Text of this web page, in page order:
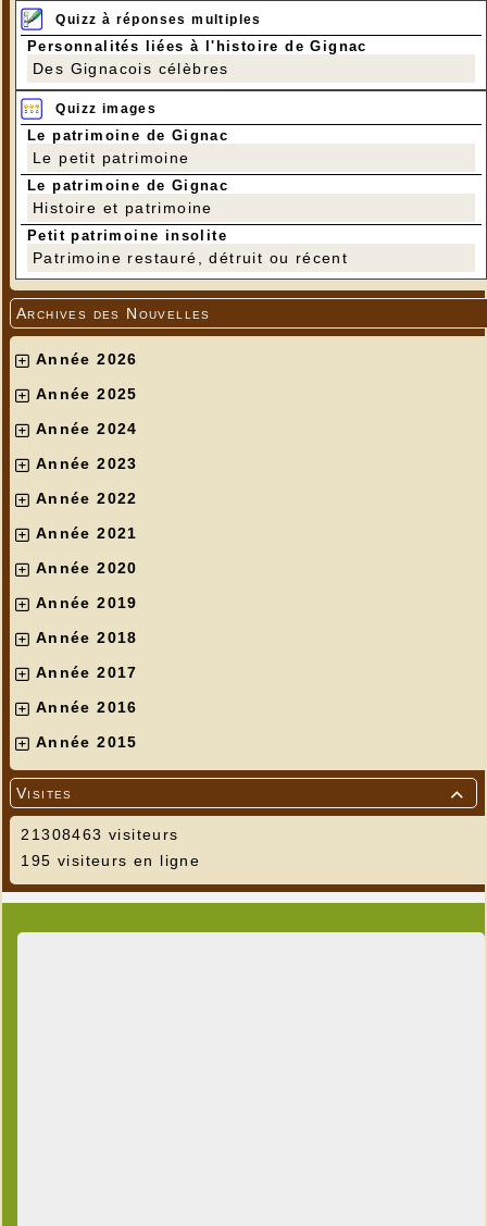
Quizz à réponses multiples
Personnalités liées à l'histoire de Gignac
Des Gignacois célèbres
Quizz images
Le patrimoine de Gignac
Le petit patrimoine
Le patrimoine de Gignac
Histoire et patrimoine
Petit patrimoine insolite
Patrimoine restauré, détruit ou récent
Archives des Nouvelles
Année 2026
Année 2025
Année 2024
Année 2023
Année 2022
Année 2021
Année 2020
Année 2019
Année 2018
Année 2017
Année 2016
Année 2015

Visites
21308463 visiteurs
195 visiteurs en ligne